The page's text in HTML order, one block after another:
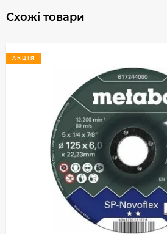
Схожі товари
АКЦІЯ